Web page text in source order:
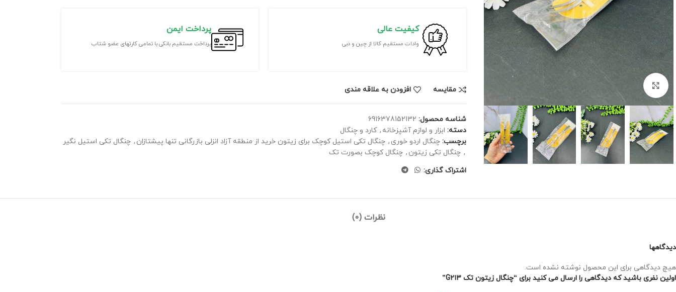
کیفیت عالی
وادات مستقیم کالا از چین و دبی
پرداخت ایمن
پرداخت مستقیم بانکی با تمامی کارتهای عضو شتاب
مقايسه افزودن به علاقه مندی
شناسه محصول: 6916378152132
دسته: ابزار و لوازم آشپزخانه , کارد و چنگال
برچسب: چنگال اردو خوری , چنگال تکی استیل کوچک برای زیتون خرید از منطقه آزاد انزلی بازرگانی تنها پیشتازان , چنگال تکی استیل نگیر
, چنگال تکی زیتون , چنگال کوچک بصورت تک
اشتراک گذاری:
نظرات (0)
دیدگاهها
هیچ دیدگاهی برای این محصول نوشته نشده است.
اولین نفری باشید که دیدگاهی را ارسال می کنید برای “چنگال زیتون تک G۲۱۳”